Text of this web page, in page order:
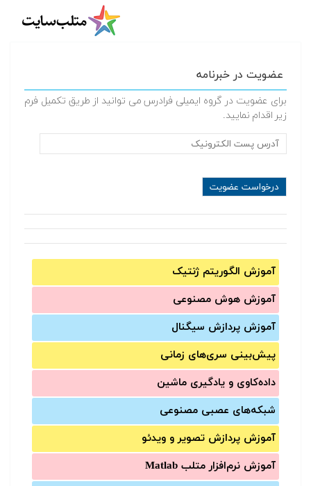
عضویت در خبرنامه
برای عضویت در گروه ایمیلی فرادرس می توانید از طریق تکمیل فرم
زیر اقدام نمایید.
آموزش الگوریتم ژنتیک
آموزش‌ هوش مصنوعی
آموزش‌ پردازش سیگنال
پیش‌‌بینی سری‌‌های زمانی
داده‌کاوی و یادگیری ماشین
شبکه‌های عصبی مصنوعی
آموزش‌ پردازش تصویر و ویدئو
آموزش‌ نرم‌افزار متلب Matlab